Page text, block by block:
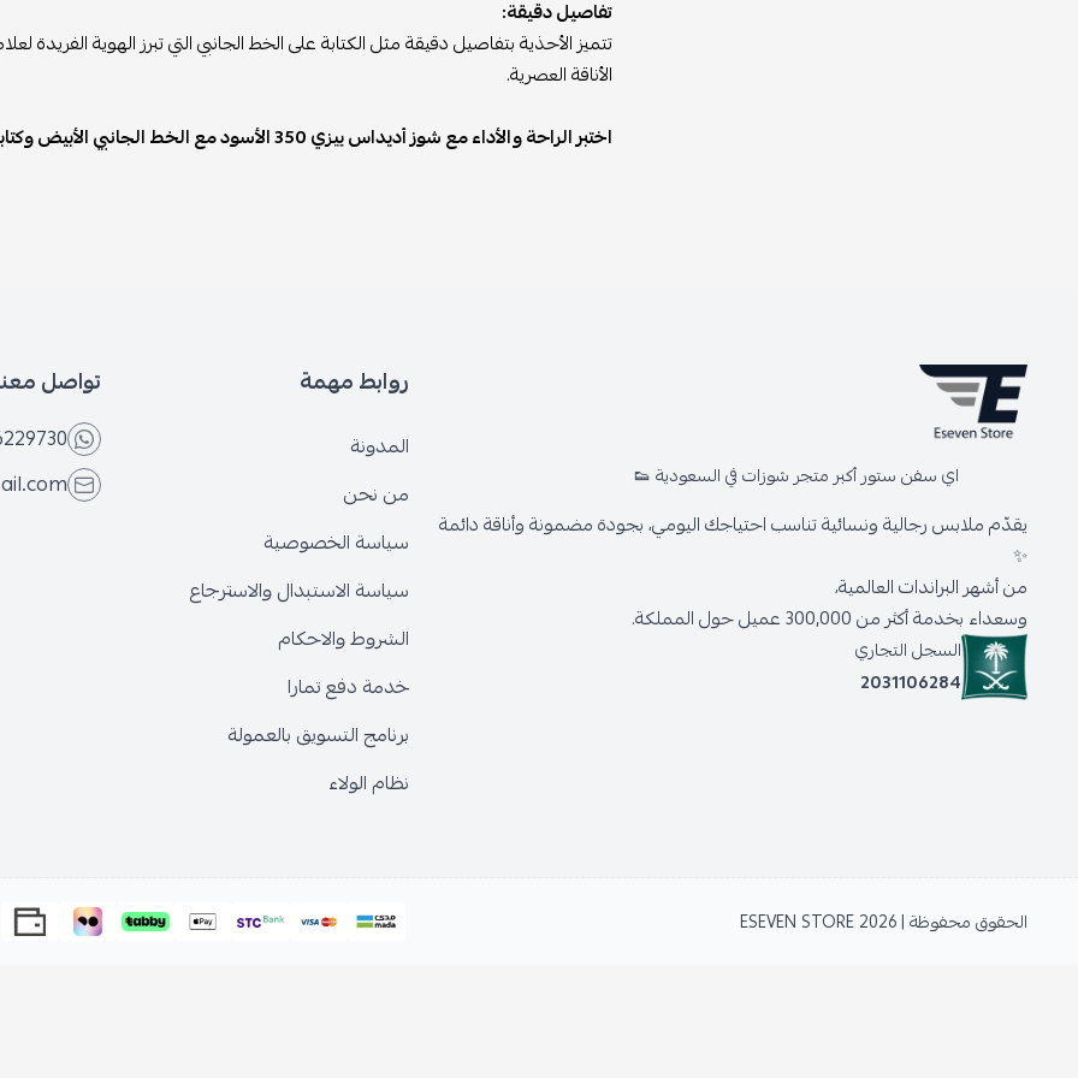
تفاصيل دقيقة:
تتميز الأحذية بتفاصيل دقيقة مثل الكتابة على الخط الجانبي التي تبرز الهوية
الأناقة العصرية.
اختبر الراحة والأداء مع شوز أديداس ييزي 350 الأسود مع الخط الجانبي الأبيض وكتابة SPLY-350. اجعل كل خطوة تعكس الأناقة والتفرد!
اي سفن ستور أكبر متجر شوزات في السعودية 👟
يقدّم ملابس رجالية ونسائية تناسب احتياجك اليومي، بجودة مضمونة وأناقة دائمة
✨
من أشهر البراندات العالمية،
وسعداء بخدمة أكثر من 300,000 عميل حول المملكة.
السجل التجاري
2031106284
روابط مهمة
المدونة
من نحن
سياسة الخصوصية
سياسة الاستبدال والاسترجاع
الشروط والاحكام
خدمة دفع تمارا
برنامج التسويق بالعمولة
نظام الولاء
تواصل
الحقوق محفوظة | 2026 ESEVEN STORE